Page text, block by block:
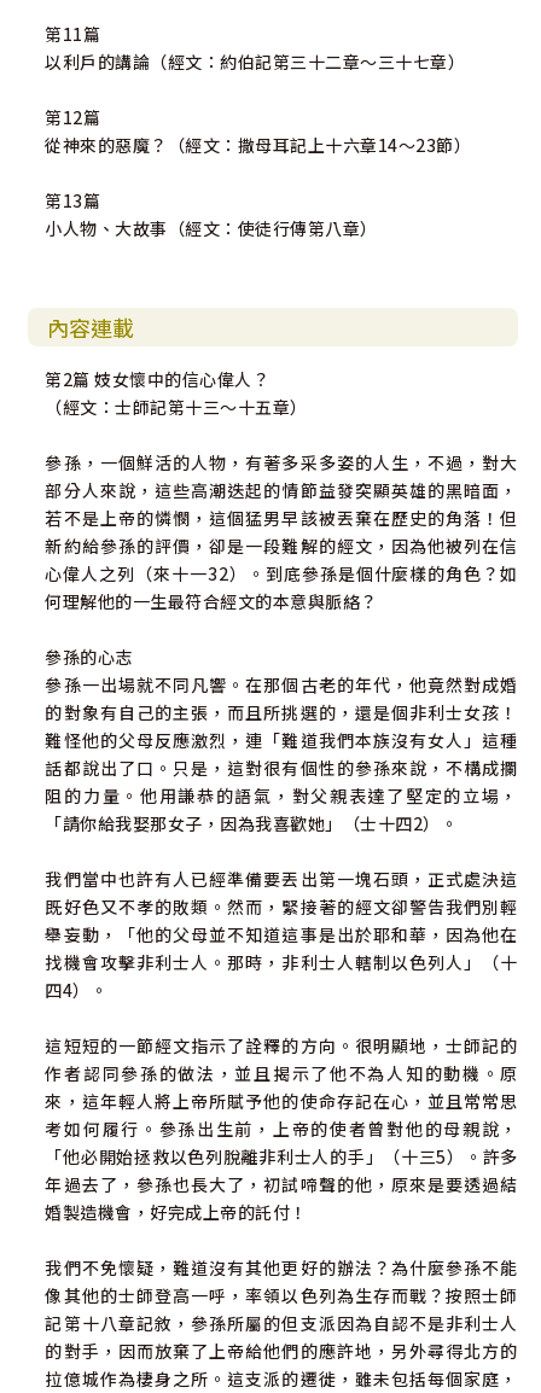
第11篇
以利戶的講論（經文：約伯記第三十二章～三十七章）
第12篇
從神來的惡魔？（經文：撒母耳記上十六章14～23節）
第13篇
小人物、大故事（經文：使徒行傳第八章）
內容連載
第2篇 妓女懷中的信心偉人？
（經文：士師記第十三～十五章）
參孫，一個鮮活的人物，有著多采多姿的人生，不過，對大
部分人來說，這些高潮迭起的情節益發突顯英雄的黑暗面，
若不是上帝的憐憫，這個猛男早該被丟棄在歷史的角落！但
新約給參孫的評價，卻是一段難解的經文，因為他被列在信
心偉人之列（來十一32）。到底參孫是個什麼樣的角色？如
何理解他的一生最符合經文的本意與脈絡？
參孫的心志
參孫一出場就不同凡響。在那個古老的年代，他竟然對成婚
的對象有自己的主張，而且所挑選的，還是個非利士女孩！
難怪他的父母反應激烈，連「難道我們本族沒有女人」這種
話都說出了口。只是，這對很有個性的參孫來說，不構成攔
阻的力量。他用謙恭的語氣，對父親表達了堅定的立場，
「請你給我娶那女子，因為我喜歡她」（士十四2）。
我們當中也許有人已經準備要丟出第一塊石頭，正式處決這
既好色又不孝的敗類。然而，緊接著的經文卻警告我們別輕
舉妄動，「他的父母並不知道這事是出於耶和華，因為他在
找機會攻擊非利士人。那時，非利士人轄制以色列人」（十
四4）。
這短短的一節經文指示了詮釋的方向。很明顯地，士師記的
作者認同參孫的做法，並且揭示了他不為人知的動機。原
來，這年輕人將上帝所賦予他的使命存記在心，並且常常思
考如何履行。參孫出生前，上帝的使者曾對他的母親說，
「他必開始拯救以色列脫離非利士人的手」（十三5）。許多
年過去了，參孫也長大了，初試啼聲的他，原來是要透過結
婚製造機會，好完成上帝的託付！
我們不免懷疑，難道沒有其他更好的辦法？為什麼參孫不能
像其他的士師登高一呼，率領以色列為生存而戰？按照士師
記第十八章記敘，參孫所屬的但支派因為自認不是非利士人
的對手，因而放棄了上帝給他們的應許地，另外尋得北方的
拉億城作為棲身之所。這支派的遷徙，雖未包括每個家庭，